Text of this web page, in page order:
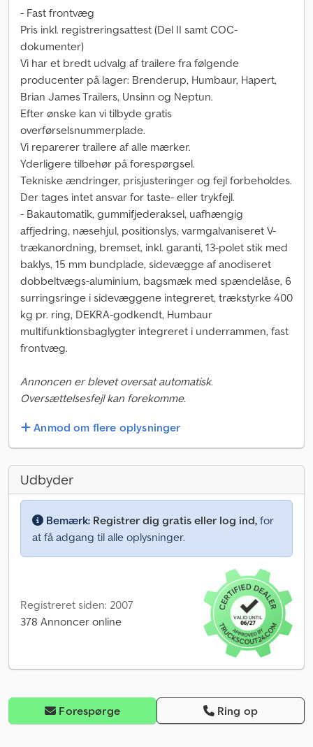
- Fast frontvæg
Pris inkl. registreringsattest (Del II samt COC-
dokumenter)
Vi har et bredt udvalg af trailere fra følgende
producenter på lager: Brenderup, Humbaur, Hapert,
Brian James Trailers, Unsinn og Neptun.
Efter ønske kan vi tilbyde gratis
overførselsnummerplade.
Vi reparerer trailere af alle mærker.
Yderligere tilbehør på forespørgsel.
Tekniske ændringer, prisjusteringer og fejl forbeholdes.
Der tages intet ansvar for taste- eller trykfejl.
- Bakautomatik, gummifjederaksel, uafhængig
affjedring, næsehjul, positionslys, varmgalvaniseret V-
trækanordning, bremset, inkl. garanti, 13-polet stik med
baklys, 15 mm bundplade, sidevægge af anodiseret
dobbeltvægs-aluminium, bagsmæk med spændelåse, 6
surringsringe i sidevæggene integreret, trækstyrke 400
kg pr. ring, DEKRA-godkendt, Humbaur
multifunktionsbaglygter integreret i underrammen, fast
frontvæg.
Annoncen er blevet oversat automatisk.
Oversættelsesfejl kan forekomme.
Anmod om flere oplysninger
Udbyder
Bemærk: Registrer dig gratis eller log ind, for
at få adgang til alle oplysninger.
Registreret siden: 2007
378 Annoncer online
Forespørge Ring op